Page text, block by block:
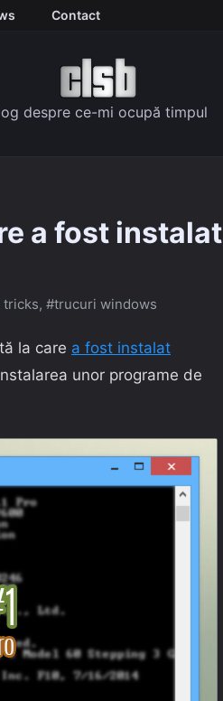
Contact
despre ce-mi ocupă timpul
a fost instalat
tricks, #trucuri windows
la care a fost instalat
unor programe de